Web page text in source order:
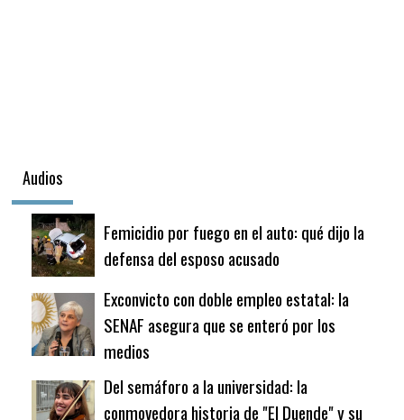
Audios
Femicidio por fuego en el auto: qué dijo la
defensa del esposo acusado
Exconvicto con doble empleo estatal: la
SENAF asegura que se enteró por los
medios
Del semáforo a la universidad: la
conmovedora historia de "El Duende" y su